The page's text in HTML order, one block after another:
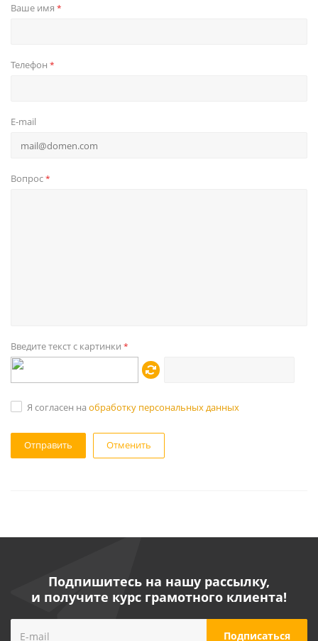
Ваше имя *
Телефон *
E-mail
Вопрос*
Введите текст с картинки *
Я согласен на обработку персональных данных
Отменить
Подпишитесь на нашу рассылку,
и получите курс грамотного клиента!